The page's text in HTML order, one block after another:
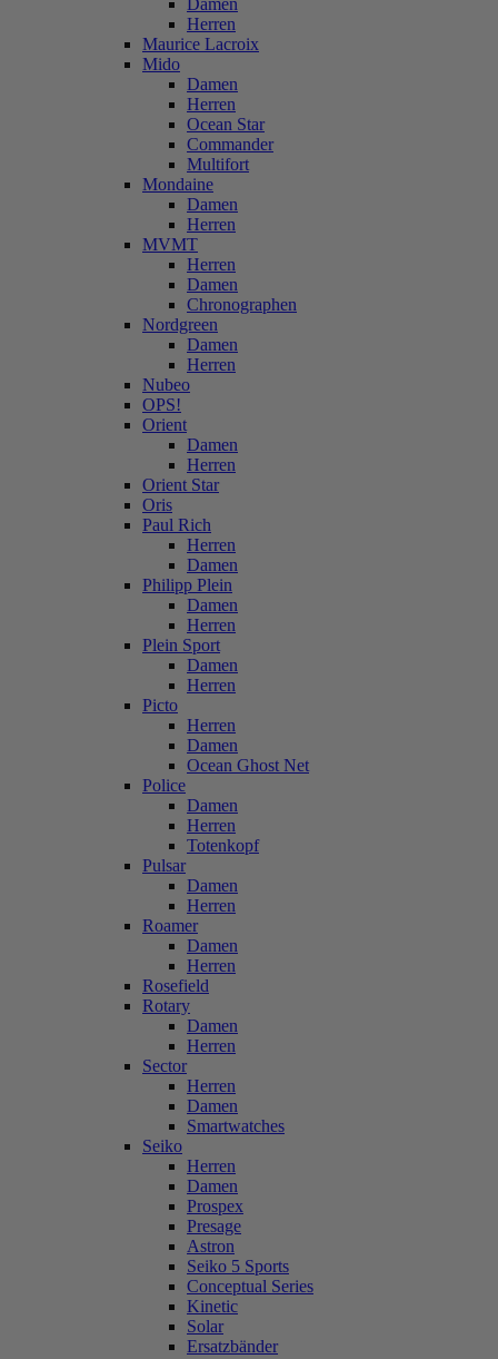
Damen
Herren
Maurice Lacroix
Mido
Damen
Herren
Ocean Star
Commander
Multifort
Mondaine
Damen
Herren
MVMT
Herren
Damen
Chronographen
Nordgreen
Damen
Herren
Nubeo
OPS!
Orient
Damen
Herren
Orient Star
Oris
Paul Rich
Herren
Damen
Philipp Plein
Damen
Herren
Plein Sport
Damen
Herren
Picto
Herren
Damen
Ocean Ghost Net
Police
Damen
Herren
Totenkopf
Pulsar
Damen
Herren
Roamer
Damen
Herren
Rosefield
Rotary
Damen
Herren
Sector
Herren
Damen
Smartwatches
Seiko
Herren
Damen
Prospex
Presage
Astron
Seiko 5 Sports
Conceptual Series
Kinetic
Solar
Ersatzbänder